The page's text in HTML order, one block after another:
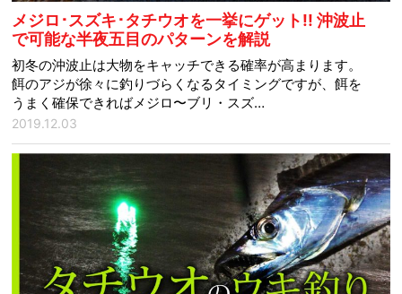
メジロ･スズキ･タチウオを一挙にゲット!! 沖波止
で可能な半夜五目のパターンを解説
初冬の沖波止は大物をキャッチできる確率が高まります。
餌のアジが徐々に釣りづらくなるタイミングですが、餌を
うまく確保できればメジロ〜ブリ・スズ…
2019.12.03